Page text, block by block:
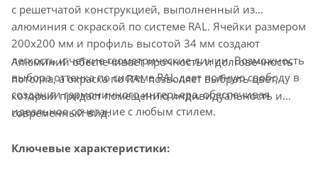
с решетчатой конструкцией, выполненный из
алюминия с окраской по системе RAL. Ячейки размером
200x200 мм и профиль высотой 34 мм создают
легкость и четкие геометрические линии. Возможность
выбора оттенка по системе RAL дает полную свободу в
создании гармоничного интерьера, обеспечивая
идеальное сочетание с любым стилем.
Алюминий обеспечивает прочность и долговечность
потолка, а окраска по RAL позволяет выбрать цвет,
который придаст помещению индивидуальность и
современный вид.
Ключевые характеристики: